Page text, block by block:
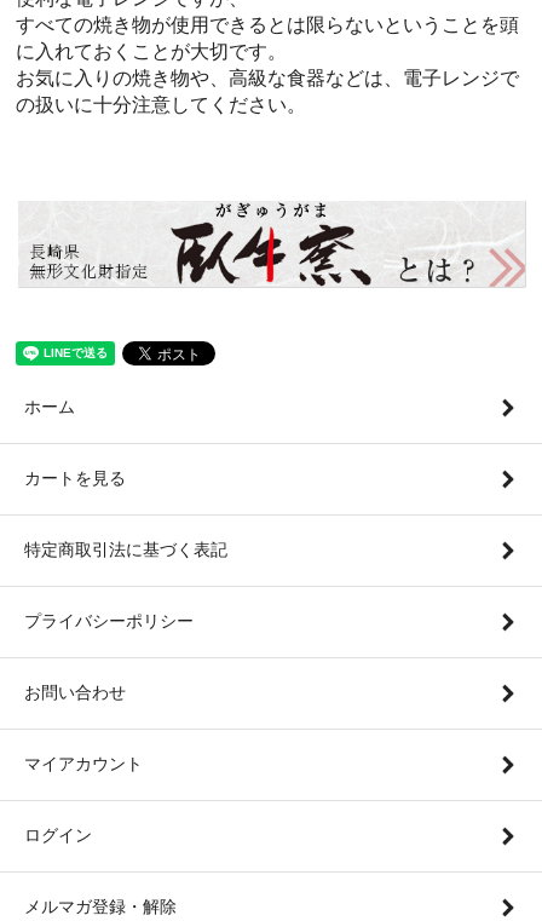
すべての焼き物が使用できるとは限らないということを頭
に入れておくことが大切です。
お気に入りの焼き物や、高級な食器などは、電子レンジで
の扱いに十分注意してください。
ホーム
カートを見る
特定商取引法に基づく表記
プライバシーポリシー
お問い合わせ
マイアカウント
ログイン
メルマガ登録・解除